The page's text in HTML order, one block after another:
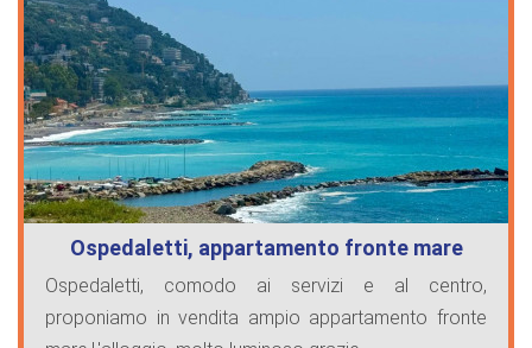
Ospedaletti, appartamento fronte mare
Ospedaletti, comodo ai servizi e al centro,
proponiamo in vendita ampio appartamento fronte